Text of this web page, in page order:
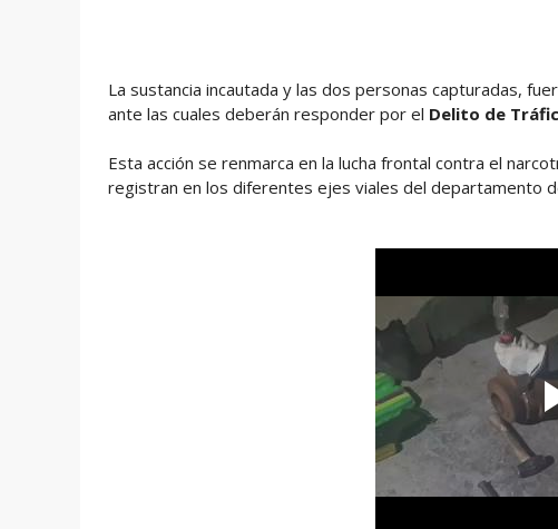
La sustancia incautada y las dos personas capturadas,
ante las cuales deberán responder por el Delito de
Esta acción se renmarca en la lucha frontal contra el
registran en los diferentes ejes viales del departamento